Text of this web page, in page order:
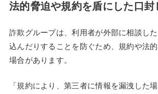
法的脅迫や規約を盾にした口封
詐欺グループは、利用者が外部に相談し
込んだりすることを防ぐため、規約や法
場合があります。
「規約により、第三者に情報を漏洩した